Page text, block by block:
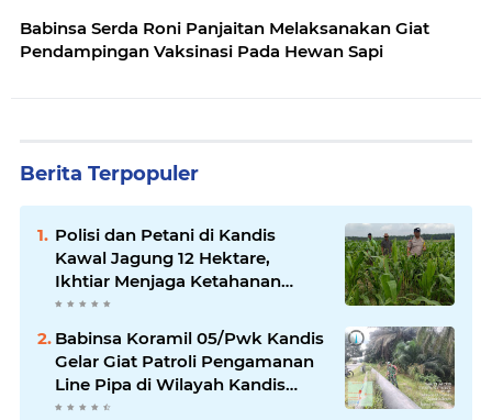
Babinsa Serda Roni Panjaitan Melaksanakan Giat
Pendampingan Vaksinasi Pada Hewan Sapi
Berita Terpopuler
Polisi dan Petani di Kandis
Kawal Jagung 12 Hektare,
Ikhtiar Menjaga Ketahanan
Pangan
Babinsa Koramil 05/Pwk Kandis
Gelar Giat Patroli Pengamanan
Line Pipa di Wilayah Kandis
Kandis